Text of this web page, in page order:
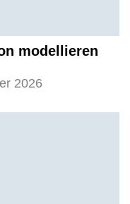
modellieren
2026